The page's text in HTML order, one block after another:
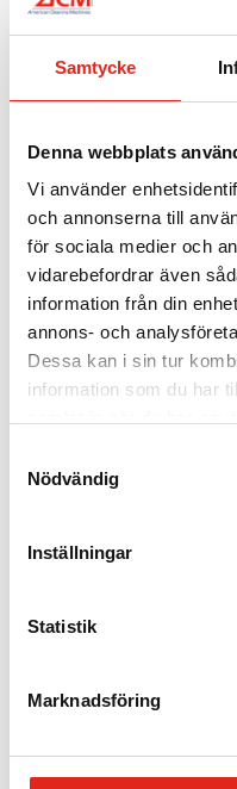
Samtycke
Denna webbplats
Vi använder
och annonserna till
för sociala medier och
vidarebefordrar även
information från din
annons- och
Dessa kan i sin tur
information som du har
Nödvändig
Inställningar
Statistik
Marknadsföring
fr.589kr
Mer info »
här
produkten
har
flera
varianter.
De
alternativen
väljas
Mer info »
Vi tillhandahåller allt